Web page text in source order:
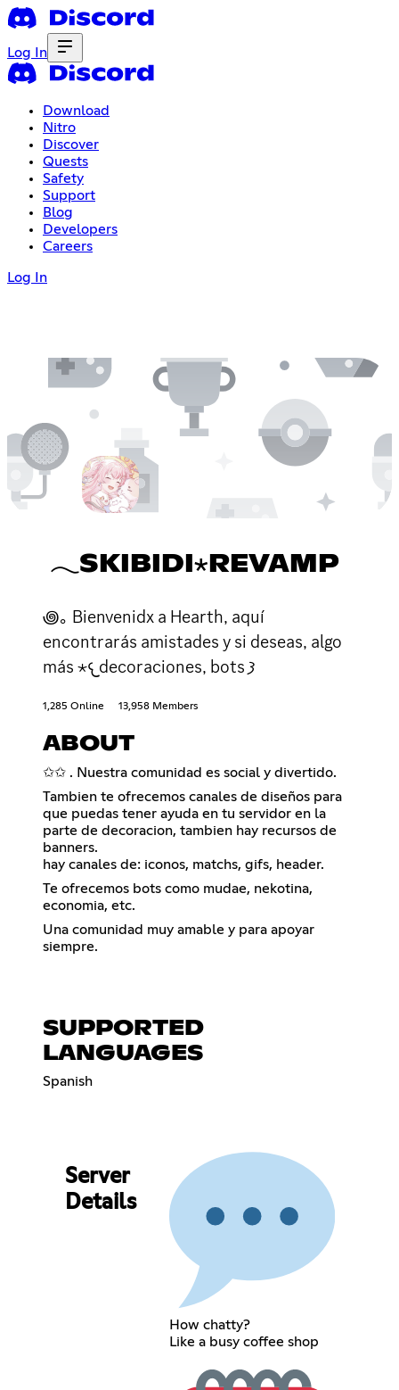
Log In
Download
Nitro
Discover
Quests
Safety
Support
Blog
Developers
Careers
Log In
𓂃SKIBIDI⋆REVAMP
꩜｡ Bienvenidx a Hearth, aquí
encontrarás amistades y si deseas, algo
más ⋆𐔌decoraciones, bots 𐦯
1,285 Online 13,958 Members
ABOUT
✩✩ . Nuestra comunidad es social y divertido.
Tambien te ofrecemos canales de diseños para
que puedas tener ayuda en tu servidor en la
parte de decoracion, tambien hay recursos de
banners.
hay canales de: iconos, matchs, gifs, header.
Te ofrecemos bots como mudae, nekotina,
economia, etc.
Una comunidad muy amable y para apoyar
siempre.
SUPPORTED
LANGUAGES
Spanish
Server
Details
How chatty?
Like a busy coffee shop